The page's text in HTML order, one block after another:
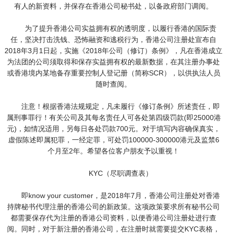
有人的新资料，并保存在香港公司秘书处，以备政府部门调阅。
为了提升香港公司实益拥有权的透明度，以履行香港的国际责
任，坚决打击洗钱、恐怖融资和逃税行为，香港公司注册处宣布自
2018年3月1日起，实施《2018年公司（修订）条例》，凡在香港成立
为法团的公司须取得和保存实益拥有权的最新数据，在其注册办事处
或香港境内某地备存重要控制人登记册（简称SCR），以供执法人员
随时查阅。
注意！根据香港法规规定，凡未履行《修订条例》所述责任，即
属刑事罪行！有关公司及其每名责任人可各处第四级罚款(即25000港
元)，如情况适用，另每日各处罚款700元。对于填写内容确保真实，
虚假陈述即属犯罪，一经定罪，可处罚100000-300000港元及监禁6
个月至2年。希望各位客户朋友予以重视！
KYC（尽职调查表）
即know your customer，是2018年7月，香港公司注册处对香港
持牌秘书代理注册的香港公司的新政策。这项政策要求所有秘书公司
都需要保存代为注册的香港公司资料，以便香港公司注册处进行查
阅。同时，对于新注册的香港公司，在注册时就需要提交KYC表格，